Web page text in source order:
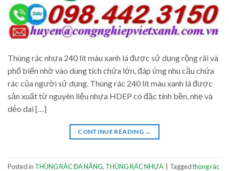
Thùng rác nhựa 240 lít màu xanh lá được sử dụng rộng rãi và
phổ biến nhờ vào dung tích chứa lớn, đáp ứng nhu cầu chứa
rác của người sử dụng. Thùng rác 240 lít màu xanh lá được
sản xuất từ nguyên liệu nhựa HDEP có đặc tính bền, nhẹ và
dẻo dai […]
CONTINUE READING →
Posted in THÙNG RÁC ĐA NĂNG, THÙNG RÁC NHỰA Taggedthùng rác